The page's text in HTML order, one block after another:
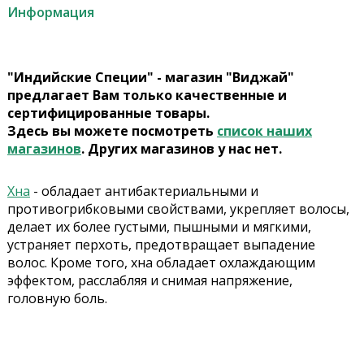
Информация
"Индийские Специи" - магазин "Виджай"
предлагает Вам только качественные и
сертифицированные товары.
Здесь вы можете посмотреть список наших
магазинов. Других магазинов у нас нет.
Хна - обладает антибактериальными и
противогрибковыми свойствами, укрепляет волосы,
делает их более густыми, пышными и мягкими,
устраняет перхоть, предотвращает выпадение
волос. Кроме того, хна обладает охлаждающим
эффектом, расслабляя и снимая напряжение,
головную боль.